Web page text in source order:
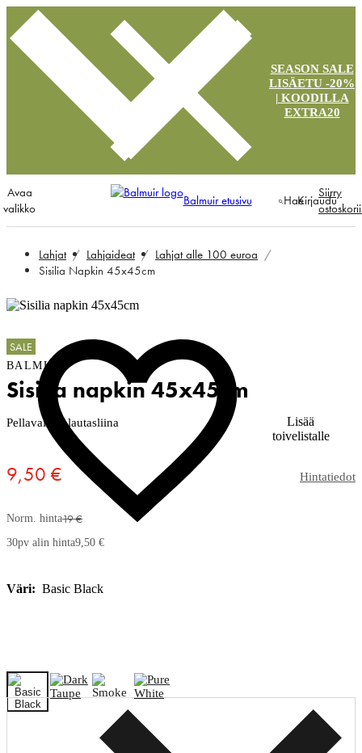
SEASON SALE
LISÄETU -20%
| KOODILLA
EXTRA20
Avaa
valikko
Balmuir etusivu HaeKirjaudu
Siirry
Lahjat Lahjaideat
Lahjat alle 100 euroa
Sisilia Napkin 45x45cm
Lisää
toivelistalle
SALE
BALMUIR
Sisilia napkin 45x45cm
Pellavainen lautasliina
9,50 € Hintatiedot
Norm. hinta19 €
30pv alin hinta9,50 €
Väri: Basic Black